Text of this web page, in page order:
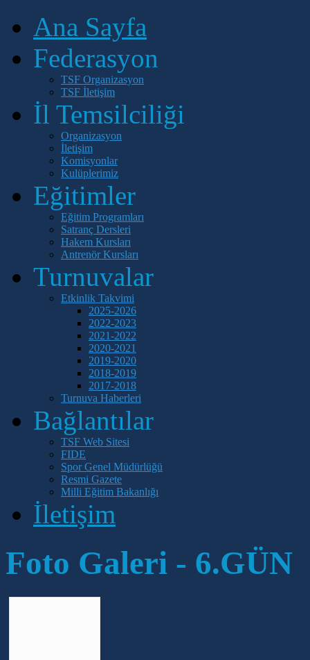
Ana Sayfa
Federasyon
TSF Organizasyon
TSF İletişim
İl Temsilciliği
Organizasyon
İletişim
Komisyonlar
Kulüplerimiz
Eğitimler
Eğitim Programları
Satranç Dersleri
Hakem Kursları
Antrenör Kursları
Turnuvalar
Etkinlik Takvimi
2025-2026
2022-2023
2021-2022
2020-2021
2019-2020
2018-2019
2017-2018
Turnuva Haberleri
Bağlantılar
TSF Web Sitesi
FIDE
Spor Genel Müdürlüğü
Resmi Gazete
Milli Eğitim Bakanlığı
İletişim
Foto Galeri - 6.GÜN